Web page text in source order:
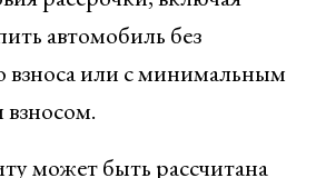
автомобиль без
взноса или с минимальным
может быть рассчитана